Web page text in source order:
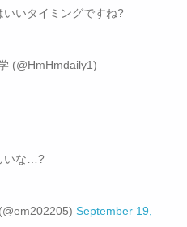
いいタイミングですね?
(@HmHmdaily1)
いな…?
September 19,